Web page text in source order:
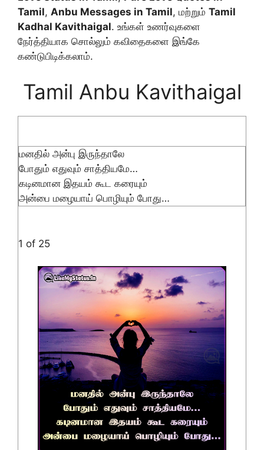
Tamil, Anbu Messages in Tamil, மற்றும் Tamil
Kadhal Kavithaigal. உங்கள் உணர்வுகளை
நேர்த்தியாக சொல்லும் கவிதைகளை இங்கே
கண்டுபிடிக்கலாம்.
Tamil Anbu Kavithaigal
மனதில் அன்பு இருந்தாலே
போதும் எதுவும் சாத்தியமே…
கடினமான இதயம் கூட கரையும்
அன்பை மழையாய் பொழியும் போது…
1 of 25